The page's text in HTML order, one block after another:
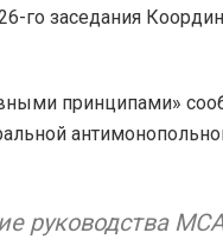
го заседания
принципами»
руководства